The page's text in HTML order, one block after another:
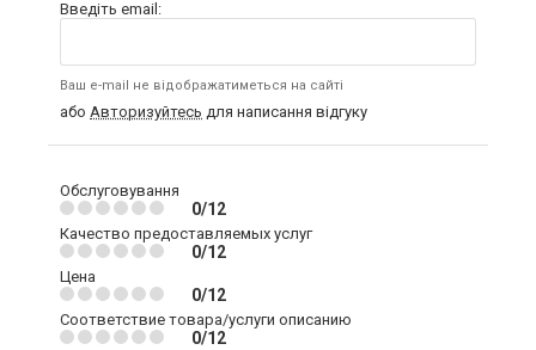
Введіть email:
Ваш e-mail не відображатиметься на сайті
або Авторизуйтесь для написання відгуку
Обслуговування
0/12
Качество предоставляемых услуг
0/12
Цена
0/12
Соответствие товара/услуги описанию
0/12